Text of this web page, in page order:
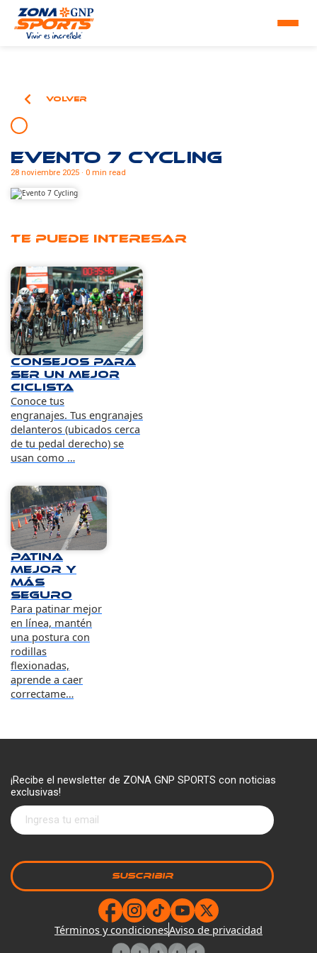
Volver
Evento 7 Cycling
28 noviembre 2025 · 0 min read
Te puede interesar
Consejos para
ser un mejor
ciclista
Conoce tus
engranajes. Tus engranajes
delanteros (ubicados cerca
de tu pedal derecho) se
usan como …
Patina
mejor y
más
seguro
Para patinar mejor
en línea, mantén
una postura con
rodillas
flexionadas,
aprende a caer
correctame…
¡Recibe el newsletter de ZONA GNP SPORTS con noticias
exclusivas!
Términos y condicionesAviso de privacidad